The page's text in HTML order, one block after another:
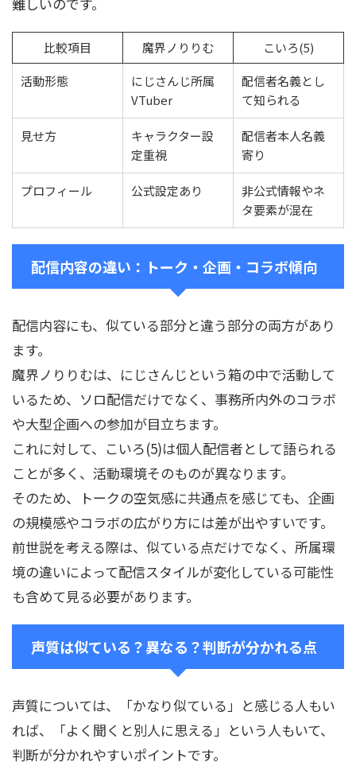
比較項目 魔界ノりりむ
こいろ(5)
活動形態
にじさんじ所属
VTuber
配信者名義とし
て知られる
見せ方
キャラクター設
定重視
配信者本人名義
寄り
プロフィール 公式設定あり
非公式情報やネ
タ要素が混在
配信内容の違い：トーク・企画・コラボ傾向
配信内容にも、似ている部分と違う部分の両方があり
ます。
魔界ノりりむは、にじさんじという箱の中で活動して
いるため、ソロ配信だけでなく、事務所内外のコラボ
や大型企画への参加が目立ちます。
これに対して、こいろ(5)は個人配信者として語られる
ことが多く、活動環境そのものが異なります。
そのため、トークの空気感に共通点を感じても、企画
の規模感やコラボの広がり方には差が出やすいです。
前世説を考える際は、似ている点だけでなく、所属環
境の違いによって配信スタイルが変化している可能性
も含めて見る必要があります。
声質は似ている？異なる？判断が分かれる点
声質については、「かなり似ている」と感じる人もい
れば、「よく聞くと別人に思える」という人もいて、
判断が分かれやすいポイントです。